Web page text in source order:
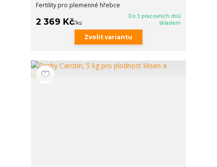
Fertility pro plemenné hřebce
2 369 Kč/ks
Do 3 pracovních dnů
skladem
Zvolit variantu